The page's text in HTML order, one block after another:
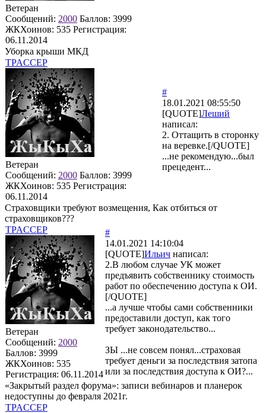
Ветеран
Сообщений: 2000 Баллов: 3999
ЖКХоинов: 535 Регистрация:
06.11.2014
Уборка крыши МКД
TPACCEP
Ветеран
Сообщений: 2000 Баллов: 3999
ЖКХоинов: 535 Регистрация:
06.11.2014
#
18.01.2021 08:55:50
[QUOTE]Леший
написал:
2. Оттащить в сторонку
на веревке.[/QUOTE]
...не рекомендую...был
прецедент...
Страховщики требуют возмещения, Как отбиться от
страховщиков???
TPACCEP
Ветеран
Сообщений: 2000
Баллов: 3999
ЖКХоинов: 535
Регистрация: 06.11.2014
#
14.01.2021 14:10:04
[QUOTE]Ильич написал:
2.В любом случае УК может
предъявить собственнику стоимость
работ по обеспечению доступа к ОИ.
[/QUOTE]
...а лучше чтобы сами собственники
предоставили доступ, как того
требует законодательство...
ЗЫ ...не совсем понял...страховая
требует деньги за последствия затопа
или за последствия доступа к ОИ?...
«Закрытый раздел форума»: записи вебинаров и планерок
недоступны до февраля 2021г.
TPACCEP